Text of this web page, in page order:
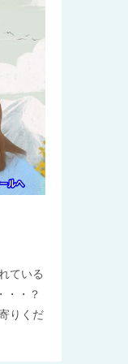
ている
・・？
りくだ